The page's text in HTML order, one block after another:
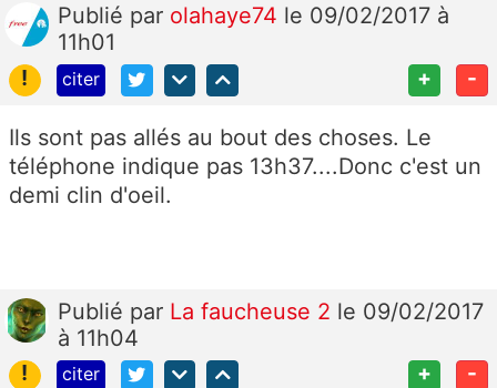
Publié par olahaye74 le 09/02/2017 à
11h01
!
citer + -
Ils sont pas allés au bout des choses. Le
téléphone indique pas 13h37....Donc c'est un
demi clin d'oeil.
Publié par La faucheuse 2 le 09/02/2017
à 11h04
!
citer + -